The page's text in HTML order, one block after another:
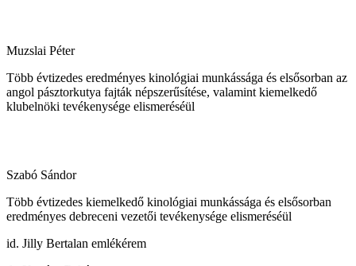
Muzslai Péter
Több évtizedes eredményes kinológiai munkássága és elsősorban az
angol pásztorkutya fajták népszerűsítése, valamint kiemelkedő
klubelnöki tevékenysége elismeréséül
Szabó Sándor
Több évtizedes kiemelkedő kinológiai munkássága és elsősorban
eredményes debreceni vezetői tevékenysége elismeréséül
id. Jilly Bertalan emlékérem